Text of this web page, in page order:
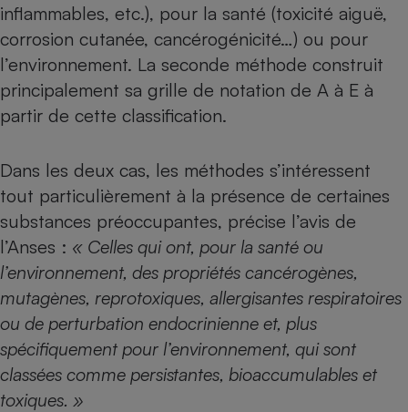
inflammables, etc.), pour la santé (toxicité aiguë,
corrosion cutanée, cancérogénicité…) ou pour
l’environnement. La seconde méthode construit
principalement sa grille de notation de A à E à
partir de cette classification.
Dans les deux cas, les méthodes s’intéressent
tout particulièrement à la présence de certaines
substances préoccupantes, précise l’avis de
l’Anses : « Celles qui ont, pour la santé ou
l’environnement, des propriétés cancérogènes,
mutagènes, reprotoxiques, allergisantes respiratoires
ou de perturbation endocrinienne et, plus
spécifiquement pour l’environnement, qui sont
classées comme persistantes, bioaccumulables et
toxiques. »